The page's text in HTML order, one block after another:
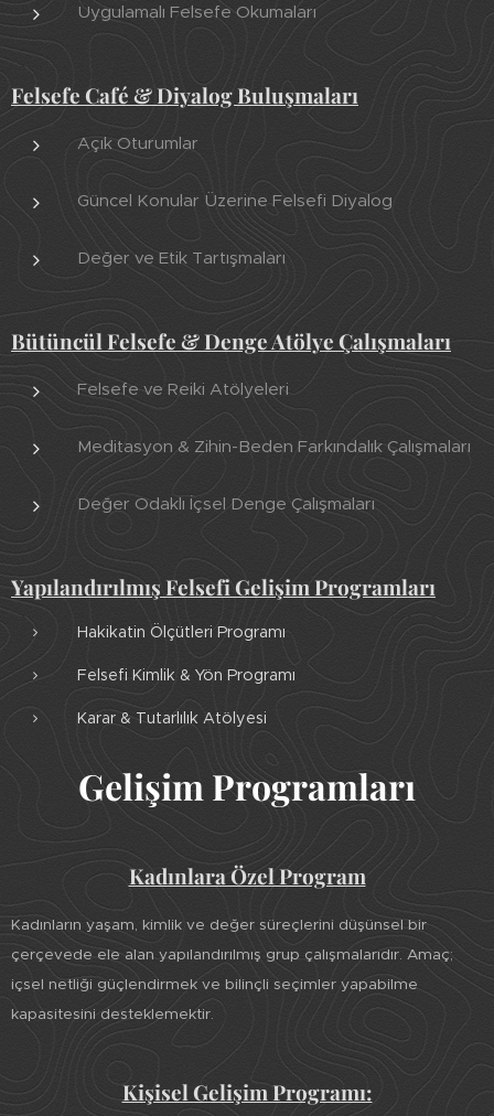
Uygulamalı Felsefe Okumaları
Felsefe Café & Diyalog Buluşmaları
Açık Oturumlar
Güncel Konular Üzerine Felsefi Diyalog
Değer ve Etik Tartışmaları
Bütüncül Felsefe & Denge Atölye Çalışmaları
Felsefe ve Reiki Atölyeleri
Meditasyon & Zihin-Beden Farkındalık Çalışmaları
Değer Odaklı İçsel Denge Çalışmaları
Yapılandırılmış Felsefi Gelişim Programları
Hakikatin Ölçütleri Programı
Felsefi Kimlik & Yön Programı
Karar & Tutarlılık Atölyesi
Gelişim Programları
Kadınlara Özel Program
Kadınların yaşam, kimlik ve değer süreçlerini düşünsel bir
çerçevede ele alan yapılandırılmış grup çalışmalarıdır. Amaç;
içsel netliği güçlendirmek ve bilinçli seçimler yapabilme
kapasitesini desteklemektir.
Kişisel Gelişim Programı: